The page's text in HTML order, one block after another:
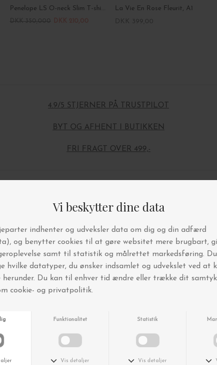
Penelope LS O-neck Slim T-shirt, Hvid
La Vie En Rose Fleurit, A1
4.9/5 STJERNER PÅ TRUSTPILOT
BYT OG AFHENT I BUTIKKEN
FRI FRAGT OVER 499,-
Andre købte også